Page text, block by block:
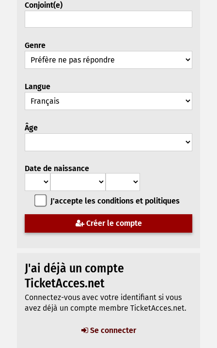
Conjoint(e)
Genre
Langue
Âge
Date de naissance
J'accepte les conditions et politiques
Créer le compte
J'ai déjà un compte
TicketAcces.net
Connectez-vous avec votre identifiant si vous
avez déjà un compte membre TicketAcces.net.
Se connecter